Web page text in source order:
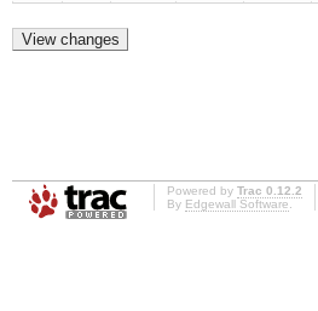
Powered by Trac 0.12.2
By Edgewall Software.